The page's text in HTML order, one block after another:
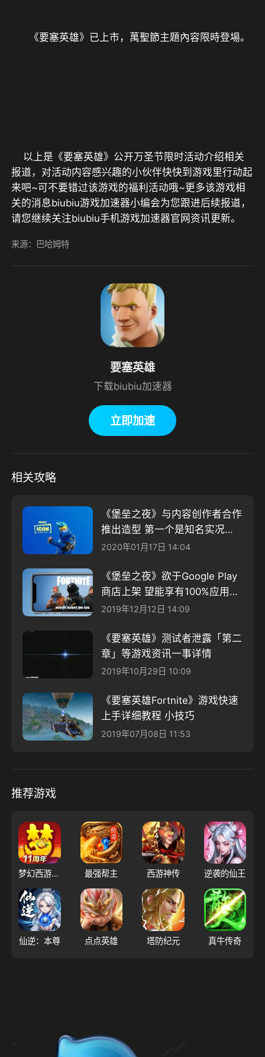
报道，对活动内容感兴趣的小伙伴快快到游戏里行动起
来吧~可不要错过该游戏的福利活动哦~更多该游戏相
关的消息biubiu游戏加速器小编会为您跟进后续报道，
来源：巴哈姆特
要塞英雄
下载biubiu加速器
立即加速
相关攻略
《堡垒之夜》与内容创作者合作
推出造型 第一个是知名实况主
Ninja
2020年01月17日 14:04
《堡垒之夜》欲于Google Play
商店上架 望能享有100%应用程
式收入
2019年12月12日 14:09
《要塞英雄》测试者泄露「第二
章」等游戏资讯一事详情
2019年10月29日 10:09
《要塞英雄Fortnite》游戏快速
上手详细教程 小技巧
2019年07月08日 11:53
推荐游戏
梦幻西游（大陆服） 最强帮主 西游神传 逆袭的仙王
仙逆：本尊 点点英雄 塔防纪元 真牛传奇